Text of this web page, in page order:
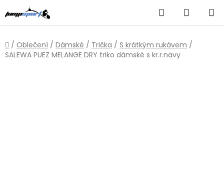
na
obsah
Hledat
KOŠÍK
Domů
/ Oblečení / Dámské / Trička / S krátkým rukávem /
SALEWA PUEZ MELANGE DRY triko dámské s kr.r.navy